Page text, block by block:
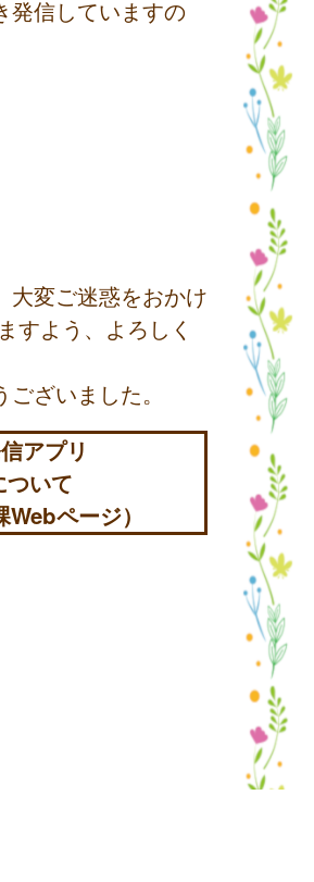
発信していますの
大変ご迷惑をおかけ
すよう、よろしく
ざいました。
アプリ
ついて
ページ）